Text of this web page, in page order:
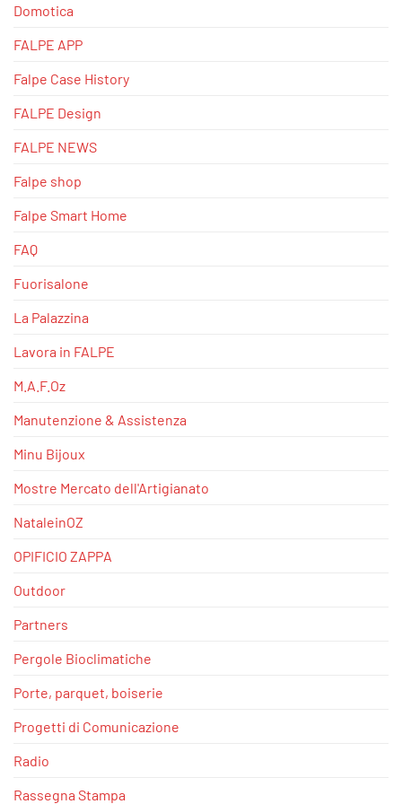
Domotica
FALPE APP
Falpe Case History
FALPE Design
FALPE NEWS
Falpe shop
Falpe Smart Home
FAQ
Fuorisalone
La Palazzina
Lavora in FALPE
M.A.F.Oz
Manutenzione & Assistenza
Minu Bijoux
Mostre Mercato dell'Artigianato
NataleinOZ
OPIFICIO ZAPPA
Outdoor
Partners
Pergole Bioclimatiche
Porte, parquet, boiserie
Progetti di Comunicazione
Radio
Rassegna Stampa